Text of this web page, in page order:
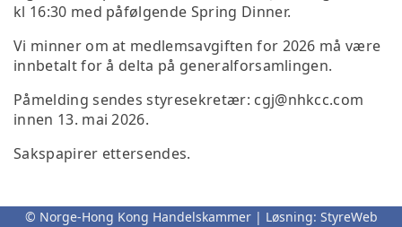
kl 16:30 med påfølgende Spring Dinner.
Vi minner om at medlemsavgiften for 2026 må være
innbetalt for å delta på generalforsamlingen.
Påmelding sendes styresekretær: cgj@nhkcc.com
innen 13. mai 2026.
Sakspapirer ettersendes.
© Norge-Hong Kong Handelskammer | Løsning: StyreWeb